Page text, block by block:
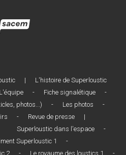
|
L'histoire de Superloustic
L'équipe - Fiche signalétique
-
photos...)
- Les photos
-
- Revue de presse
|
Superloustic dans l'espace
-
Superloustic 1
-
2
- Le royaume des loustics 1 -